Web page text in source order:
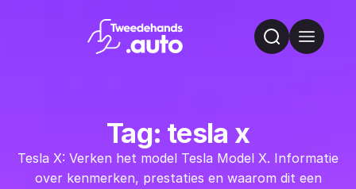
Tag: tesla x
Tesla X: Verken het model Tesla Model X. Informatie
over kenmerken, prestaties en waarom dit een